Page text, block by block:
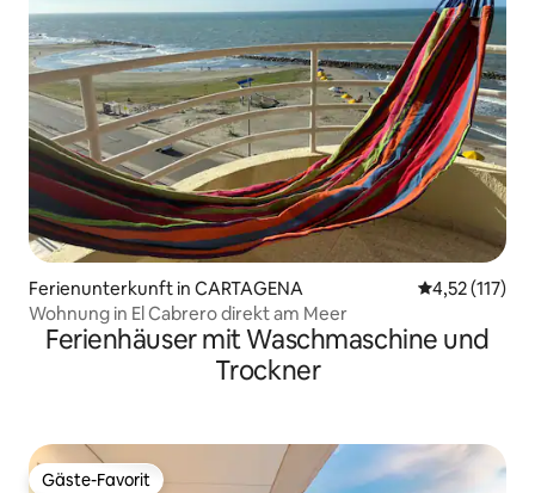
Ferienunterkunft in CARTAGENA
4,52 (117)
Wohnung in El Cabrero direkt am Meer
Ferienhäuser mit Waschmaschine und
Trockner
Gäste-Favorit